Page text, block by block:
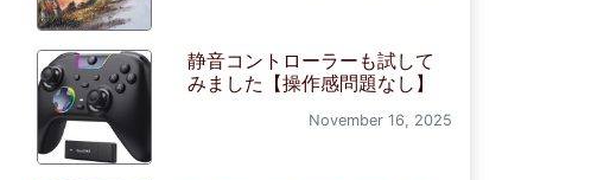
静音コントローラーも試して
みました【操作感問題なし】
November 16, 2025